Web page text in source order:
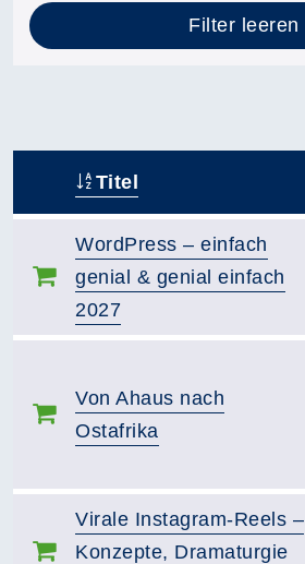
Filter leeren
Titel
WordPress – einfach
genial & genial einfach
2027
Von Ahaus nach
Ostafrika
Virale Instagram-Reels –
Konzepte, Dramaturgie